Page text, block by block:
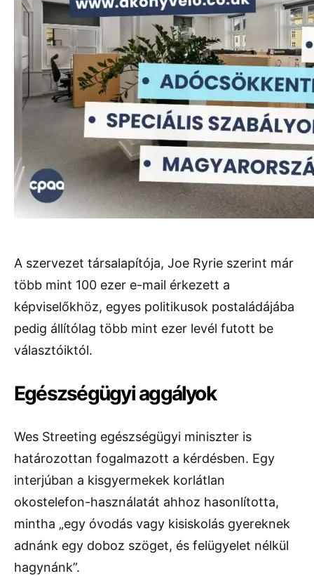
A szervezet társalapítója, Joe Ryrie szerint már
több mint 100 ezer e-mail érkezett a
képviselőkhöz, egyes politikusok postaládájába
pedig állítólag több mint ezer levél futott be
választóiktól.
Egészségügyi aggályok
Wes Streeting egészségügyi miniszter is
határozottan fogalmazott a kérdésben. Egy
interjúban a kisgyermekek korlátlan
okostelefon-használatát ahhoz hasonlította,
mintha „egy óvodás vagy kisiskolás gyereknek
adnánk egy doboz szöget, és felügyelet nélkül
hagynánk”.